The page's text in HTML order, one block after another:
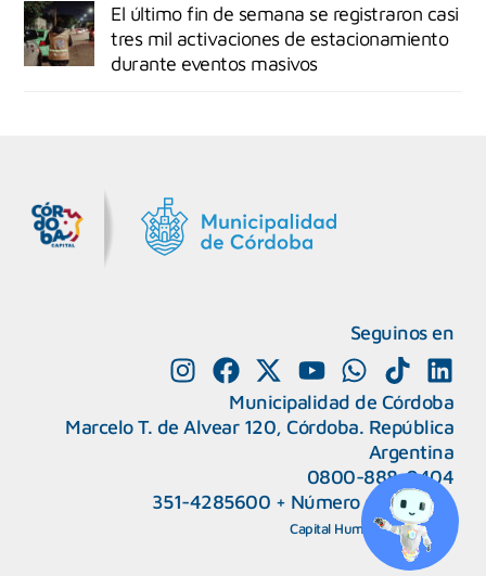
El último fin de semana se registraron casi
tres mil activaciones de estacionamiento
durante eventos masivos
Seguinos en
Municipalidad de Córdoba
Marcelo T. de Alvear 120, Córdoba. República
Argentina
0800-888-0404
351-4285600 + Número de interno
Capital Humano|Webmail
CAPeM – Centro de Atención a Personas Migrantes y Refugiadas.